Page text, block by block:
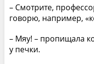
– Смотрите,
говорю, например,
– Мяу! – пропищала
у печки.